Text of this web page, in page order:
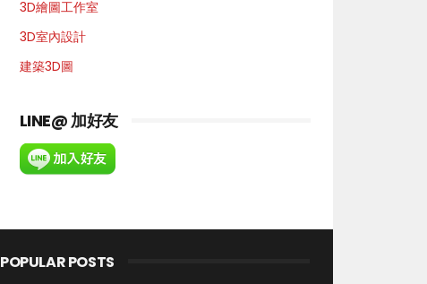
3D繪圖工作室
3D室內設計
建築3D圖
LINE@ 加好友
POPULAR POSTS